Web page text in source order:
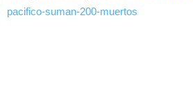
pacifico-suman-200-muertos